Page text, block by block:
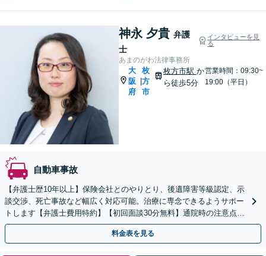
神永 夕貴 弁護
士
インタビューを見
る
あまのがわ法律事務所
大
阪
府
枚
方
市
枚方市駅 か
ら徒歩5分
営業時間：09:30~
19:00（平日）
自動車事故
【弁護士歴10年以上】保険会社とのやりとり、後遺障害等級認定、示
談交渉、死亡事故など幅広く対応可能。治療に専念できるようサポー
トします【弁護士費用特約】【初回面談30分無料】通院時の注意点も
しっかりアドバイス
料金表を見る